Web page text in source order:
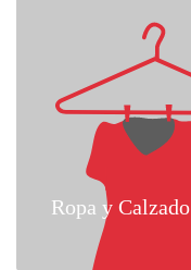
Ropa y Calzado